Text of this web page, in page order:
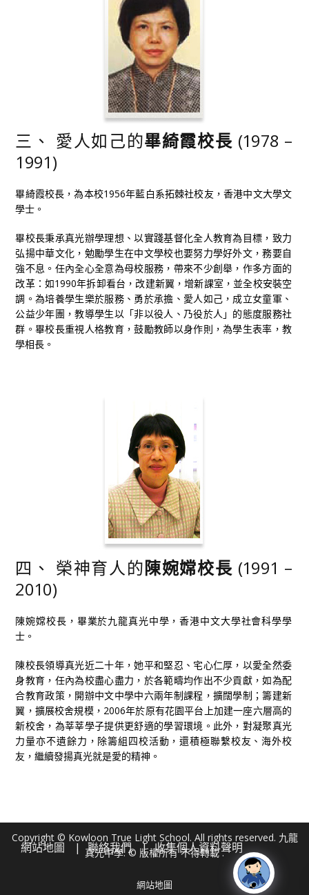
三、 愛人如己的畢綺霞校長 (1978 –
1991)
畢綺霞校長，為本校1956年藍白系拓棘社校友，香港中文大學文
學士。
畢校長秉承真光辦學理想、以實踐基督化全人教育為目標，致力
弘揚中華文化，勉勵學生在中文學校也要努力學好外文，務要自
強不息。任內全心全意為母校服務，帶來不少創舉，作多方面的
改革：如1990年拆卸看台，改建新翼，增新課室，並全校安裝空
調。為培養學生樂於服務、勇於承擔、愛人如己，成立女童軍、
公益少年團，教導學生以「非以役人、乃役於人」的態度服務社
群。畢校長重視人格教育，鼓勵教師以身作則，為學生表率，教
學相長。
四、 榮神育人的陳婉嫦校長 (1991 –
2010)
陳婉嫦校長，畢業於九龍真光中學，香港中文大學社會科學學
士。
陳校長領導真光近二十年，她平和堅忍、宅心仁厚，以愛全然委
身教育，任內為校盡心盡力，於各範疇均作出不少貢獻，如為配
合教育政策，開辦中文中學中六兩年制課程，擴闊學制；籌建新
翼，擴展校舍規模，2006年於原有花園平台上加建一座六層高的
新校舍，為莘莘學子提供更舒適的學習環境。此外，對凝聚真光
力量亦不遺餘力，除籌組四校活動，還積極聯繫校友、海外校
友，繼續發揚真光就是愛的精神。
網站地圖 聯絡我們 收集個人資料聲明
Copyright © Kowloon True Light School. All rights reserved. 九龍
真光中學. © 版權所有 不得轉載 .
網站地圖